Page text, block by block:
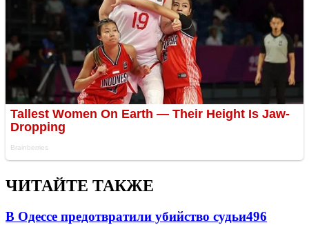
ЧИТАЙТЕ ТАКЖЕ
В Одессе предотвратили убийство судьи496